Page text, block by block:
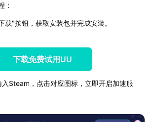
：
载"按钮，获取安装包并完成安装。
下载免费试用UU
Steam，点击对应图标，立即开启加速服